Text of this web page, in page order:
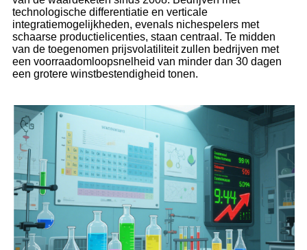
technologische differentiatie en verticale
integratiemogelijkheden, evenals nichespelers met
schaarse productielicenties, staan ​​centraal. Te midden
van de toegenomen prijsvolatiliteit zullen bedrijven met
een voorraadomloopsnelheid van minder dan 30 dagen
een grotere winstbestendigheid tonen.